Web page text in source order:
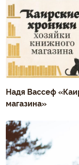
Надя Вассеф
магазина»